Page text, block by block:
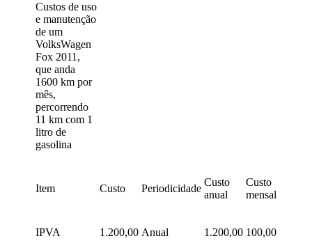
Custos de uso
e manutenção
de um
VolksWagen
Fox 2011,
que anda
1600 km por
mês,
percorrendo
11 km com 1
litro de
gasolina
Item Custo Periodicidade
Custo
anual
Custo
mensal
IPVA 1.200,00 Anual 1.200,00 100,00